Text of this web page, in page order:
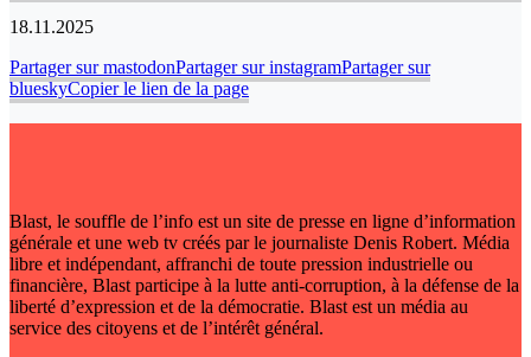
18.11.2025
Partager sur mastodonPartager sur instagramPartager sur
blueskyCopier le lien de la page
Blast, le souffle de l’info est un site de presse en ligne d’information
générale et une web tv créés par le journaliste Denis Robert. Média
libre et indépendant, affranchi de toute pression industrielle ou
financière, Blast participe à la lutte anti-corruption, à la défense de la
liberté d’expression et de la démocratie. Blast est un média au
service des citoyens et de l’intérêt général.